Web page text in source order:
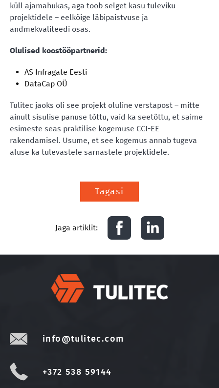
küll ajamahukas, aga toob selget kasu tuleviku
projektidele – eelkõige läbipaistvuse ja
andmekvaliteedi osas.
Olulised koostööpartnerid:
AS Infragate Eesti
DataCap OÜ
Tulitec jaoks oli see projekt oluline verstapost – mitte
ainult sisulise panuse tõttu, vaid ka seetõttu, et saime
esimeste seas praktilise kogemuse CCI-EE
rakendamisel. Usume, et see kogemus annab tugeva
aluse ka tulevastele sarnastele projektidele.
Tagasi
Jaga artiklit:
info@tulitec.com
+372 538 59144